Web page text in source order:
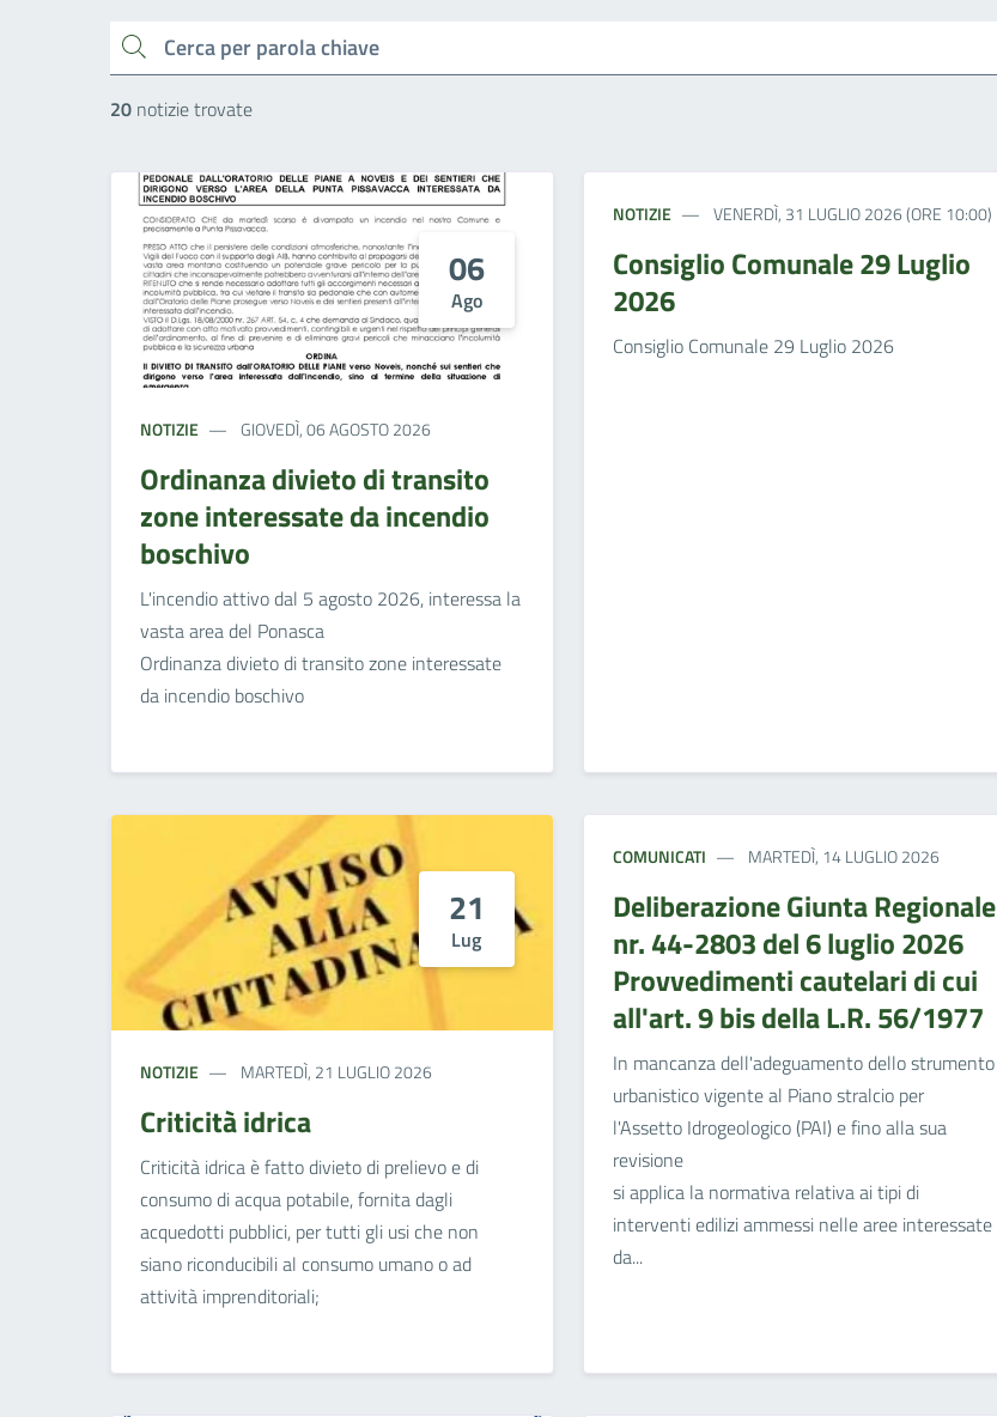
cerca
20 notizie trovate
06
Ago
NOTIZIE GIOVEDÌ, 06 AGOSTO 2026
Ordinanza divieto di transito
zone interessate da incendio
boschivo
L'incendio attivo dal 5 agosto 2026, interessa la
vasta area del Ponasca
Ordinanza divieto di transito zone interessate
da incendio boschivo
NOTIZIE VENERDÌ, 31 LUGLIO 2026 (ORE 10:00)
Consiglio Comunale 29 Luglio
2026
Consiglio Comunale 29 Luglio 2026
21
Lug
NOTIZIE MARTEDÌ, 21 LUGLIO 2026
Criticità idrica
Criticità idrica è fatto divieto di prelievo e di
consumo di acqua potabile, fornita dagli
acquedotti pubblici, per tutti gli usi che non
siano riconducibili al consumo umano o ad
attività imprenditoriali;
COMUNICATI MARTEDÌ, 14 LUGLIO 2026
Deliberazione Giunta Regionale
nr. 44-2803 del 6 luglio 2026
Provvedimenti cautelari di cui
all'art. 9 bis della L.R. 56/1977
In mancanza dell'adeguamento dello strumento
urbanistico vigente al Piano stralcio per
l'Assetto Idrogeologico (PAI) e fino alla sua
revisione
si applica la normativa relativa ai tipi di
interventi edilizi ammessi nelle aree interessate
da...